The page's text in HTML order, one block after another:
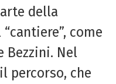
della
come
Bezzini. Nel
percorso, che